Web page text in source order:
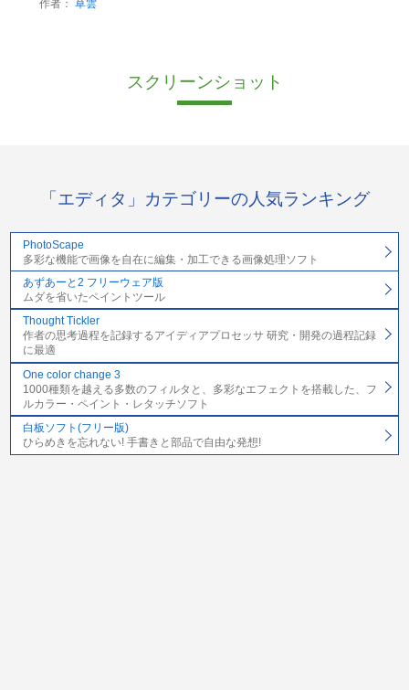
作者： 草雲
スクリーンショット
「エディタ」カテゴリーの人気ランキング
PhotoScape
多彩な機能で画像を自在に編集・加工できる画像処理ソフト
あずあーと2 フリーウェア版
ムダを省いたペイントツール
Thought Tickler
作者の思考過程を記録するアイディアプロセッサ 研究・開発の過程記録
に最適
One color change 3
1000種類を越える多数のフィルタと、多彩なエフェクトを搭載した、フ
ルカラー・ペイント・レタッチソフト
白板ソフト(フリー版)
ひらめきを忘れない! 手書きと部品で自由な発想!